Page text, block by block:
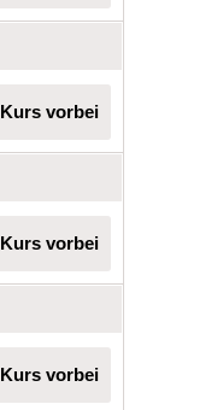
Kurs vorbei
Kurs vorbei
Kurs vorbei